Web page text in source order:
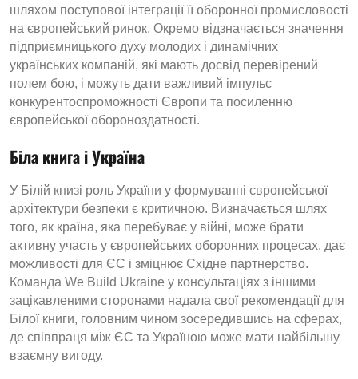
шляхом поступової інтеграції її оборонної промисловості
на європейський ринок. Окремо відзначається значення
підприємницького духу молодих і динамічних
українських компаній, які мають досвід перевірений
полем бою, і можуть дати важливий імпульс
конкурентоспроможності Європи та посиленню
європейської обороноздатності.
Біла книга і Україна
У Білій книзі роль України у формуванні європейської
архітектури безпеки є критичною. Визначається шлях
того, як країна, яка перебуває у війні, може брати
активну участь у європейських оборонних процесах, дає
можливості для ЄС і зміцнює Східне партнерство.
Команда We Build Ukraine у ​​консультаціях з іншими
зацікавленими сторонами надала свої рекомендації для
Білої книги, головним чином зосередившись на сферах,
де співпраця між ЄС та Україною може мати найбільшу
взаємну вигоду.